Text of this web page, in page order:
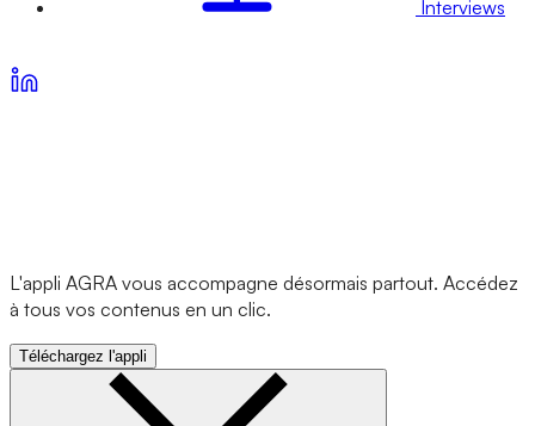
Interviews
L'appli AGRA vous accompagne désormais partout. Accédez
à tous vos contenus en un clic.
Téléchargez l'appli